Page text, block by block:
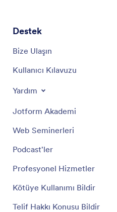
Destek
Bize Ulaşın
Kullanıcı Kılavuzu
Yardım
Jotform Akademi
Web Seminerleri
Podcast'ler
Profesyonel Hizmetler
Kötüye Kullanımı Bildir
Telif Hakkı Konusu Bildir